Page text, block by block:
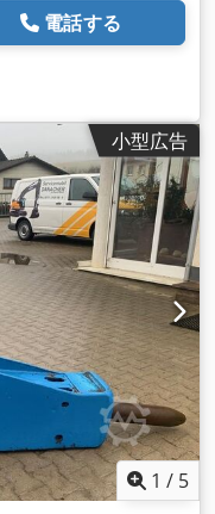
電話する
小型広告
1 / 5